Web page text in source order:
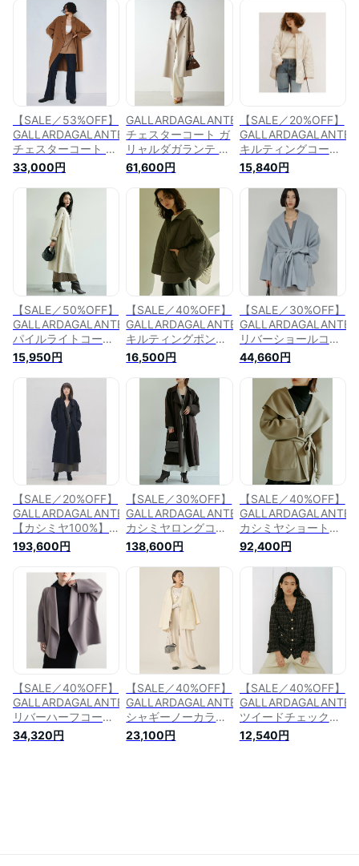
【SALE／53%OFF】
GALLARDAGALANTE
チェスターコート ガ
リャルダガランテ ジ
ャケット・アウター
その他のジャケッ
ト・アウター ブラウ
ン グレー【送料無
33,000円
GALLARDAGALANTE
チェスターコート ガ
リャルダガランテ ジ
ャケット・アウター
その他のジャケッ
ト・アウター ベージ
ュ グリーン グレー
【送料無料】
61,600円
【SALE／20%OFF】
GALLARDAGALANTE
キルティングコート
【オンラインストア
限定商品】 ガリャル
ダガランテ ジャケッ
ト・アウター その他
のジャケット・アウ
ター ホワイト【送料
無料】
15,840円
【SALE／50%OFF】
GALLARDAGALANTE
パイルライトコート
ガリャルダガランテ
ジャケット・アウタ
ー その他のジャケッ
ト・アウター ベージ
ュ グレー【送料無
15,950円
【SALE／40%OFF】
GALLARDAGALANTE
キルティングポンチ
ョコート ガリャルダ
ガランテ ジャケッ
ト・アウター その他
のジャケット・アウ
ター カーキ ホワイ
ト【送料無料】
16,500円
【SALE／30%OFF】
GALLARDAGALANTE
リバーショールコー
ト ガリャルダガラン
テ ジャケット・アウ
ター その他のジャケ
ット・アウター ブラ
ウン イエロー【送料
無料】
44,660円
【SALE／20%OFF】
GALLARDAGALANTE
【カシミヤ100%】
カシミヤロングコー
ト ガリャルダガラン
テ ジャケット・アウ
ター その他のジャケ
ット・アウター ネイ
ビー グレー【送料無
193,600円
【SALE／30%OFF】
GALLARDAGALANTE
カシミヤロングコー
ト ガリャルダガラン
テ ジャケット・アウ
ター その他のジャケ
ット・アウター ブラ
ウン ネイビー【送料
138,600円
【SALE／40%OFF】
GALLARDAGALANTE
カシミヤショートコ
ート ガリャルダガラ
ンテ ジャケット・ア
ウター その他のジャ
ケット・アウター ブ
ラウン ベージュ【送
料無料】
92,400円
【SALE／40%OFF】
GALLARDAGALANTE
リバーハーフコート
ガリャルダガランテ
ジャケット・アウタ
34,320円
【SALE／40%OFF】
GALLARDAGALANTE
シャギーノーカラー
コート ガリャルダガ
ランテ ジャケット・
23,100円
【SALE／40%OFF】
GALLARDAGALANTE
ツイードチェックジ
ャケット ガリャルダ
ガランテ ジャケッ
12,540円